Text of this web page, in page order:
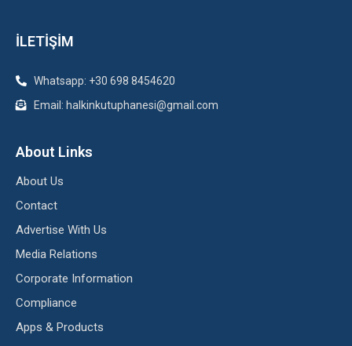
İLETİŞİM
Whatsapp: +30 698 8454620
Email: halkinkutuphanesi@gmail.com
About Links
About Us
Contact
Advertise With Us
Media Relations
Corporate Information
Compliance
Apps & Products